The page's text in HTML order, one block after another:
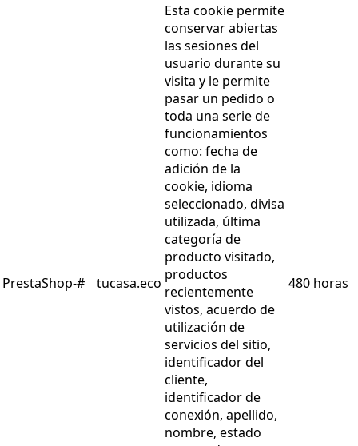
PrestaShop-# tucasa.eco
Esta cookie permite
conservar abiertas
las sesiones del
usuario durante su
visita y le permite
pasar un pedido o
toda una serie de
funcionamientos
como: fecha de
adición de la
cookie, idioma
seleccionado, divisa
utilizada, última
categoría de
producto visitado,
productos
recientemente
vistos, acuerdo de
utilización de
servicios del sitio,
identificador del
cliente,
identificador de
conexión, apellido,
nombre, estado
480 horas